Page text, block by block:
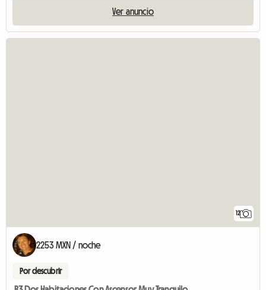
Ver anuncio
12
2253 MXN / noche
Por descubrir